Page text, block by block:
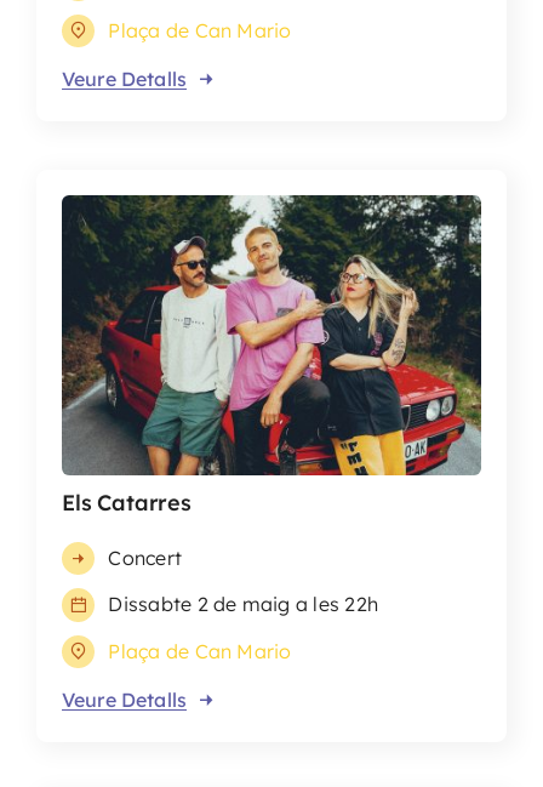
Plaça de Can Mario
Veure Detalls
Els Catarres
Concert
Dissabte 2 de maig a les 22h
Plaça de Can Mario
Veure Detalls